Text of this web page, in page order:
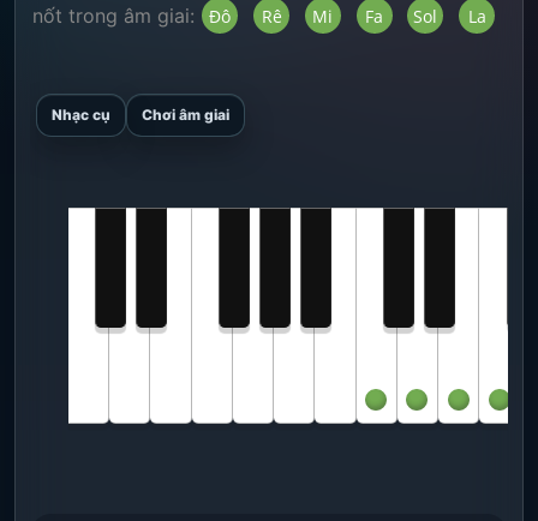
nốt trong âm giai: Đô Rê Mi Fa Sol La
Nhạc cụ Chơi âm giai